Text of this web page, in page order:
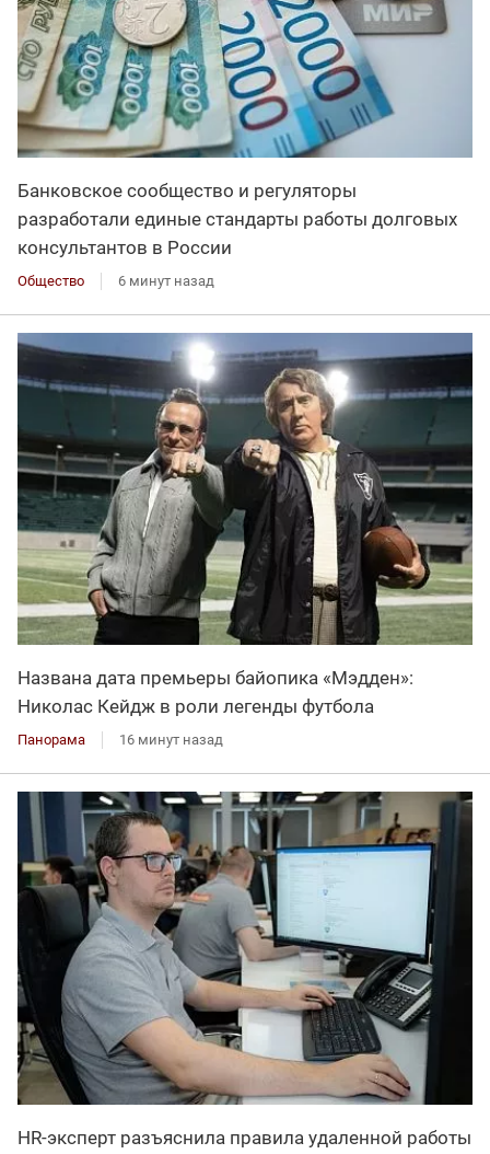
Банковское сообщество и регуляторы
разработали единые стандарты работы долговых
консультантов в России
Общество 6 минут назад
Названа дата премьеры байопика «Мэдден»:
Николас Кейдж в роли легенды футбола
Панорама 16 минут назад
HR-эксперт разъяснила правила удаленной работы